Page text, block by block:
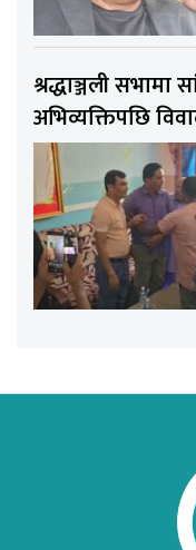
श्रद्धाञ्जली सभामा
अभिव्यक्तिपछि